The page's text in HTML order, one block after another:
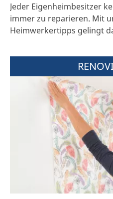
Jeder Eigenheimbesitzer
immer zu reparieren. Mit
Heimwerkertipps gelingt